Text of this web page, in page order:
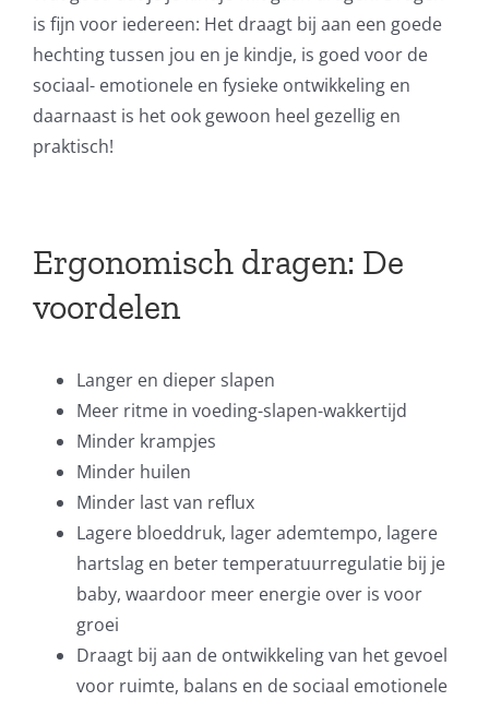
is fijn voor iedereen: Het draagt bij aan een goede
hechting tussen jou en je kindje, is goed voor de
sociaal- emotionele en fysieke ontwikkeling en
daarnaast is het ook gewoon heel gezellig en
praktisch!
Ergonomisch dragen: De
voordelen
Langer en dieper slapen
Meer ritme in voeding-slapen-wakkertijd
Minder krampjes
Minder huilen
Minder last van reflux
Lagere bloeddruk, lager ademtempo, lagere
hartslag en beter temperatuurregulatie bij je
baby, waardoor meer energie over is voor
groei
Draagt bij aan de ontwikkeling van het gevoel
voor ruimte, balans en de sociaal emotionele